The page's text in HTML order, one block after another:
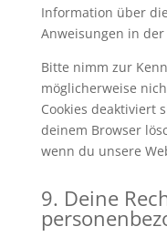
Information über
Anweisungen in
Bitte nimm zur
möglicherweise
Cookies deaktiviert
deinem Browser
wenn du unsere
9. Deine